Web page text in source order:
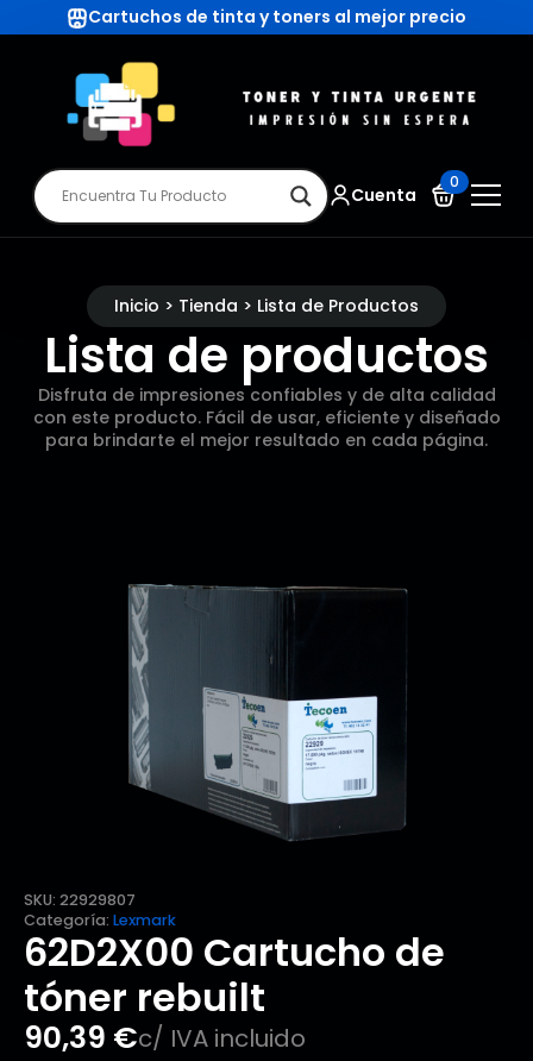
Cartuchos de tinta y toners al mejor precio
Cuenta
0
Inicio > Tienda > Lista de Productos
Lista de productos
Disfruta de impresiones confiables y de alta calidad
con este producto. Fácil de usar, eficiente y diseñado
para brindarte el mejor resultado en cada página.
SKU: 22929807
Categoría: Lexmark
62D2X00 Cartucho de
tóner rebuilt
90,39 €c/ IVA incluido